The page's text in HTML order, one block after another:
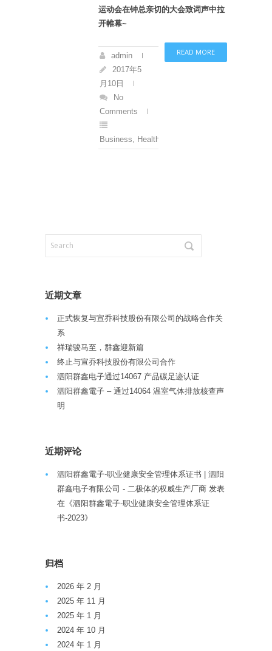
运动会在钟总亲切的大会致词声中拉
开帷幕~
READ MORE
admin
2017年5
月10日
No
Comments
Business Health
近期文章
正式恢复与宣乔科技股份有限公司的战略合作关
系
祥瑞骏马至，群鑫迎新篇
终止与宣乔科技股份有限公司合作
泗阳群鑫电子通过14067 产品碳足迹认证
泗阳群鑫電子 – 通过14064 温室气体排放核查声
明
近期评论
泗阳群鑫電子-职业健康安全管理体系证书 | 泗阳
群鑫电子有限公司 - 二极体的权威生产厂商 发表
在《泗阳群鑫電子-职业健康安全管理体系证
书-2023》
归档
2026 年 2 月
2025 年 11 月
2025 年 1 月
2024 年 10 月
2024 年 1 月